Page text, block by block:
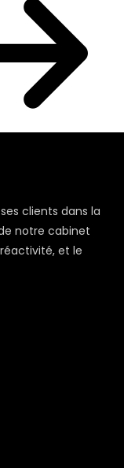
clients dans la
notre cabinet
et le